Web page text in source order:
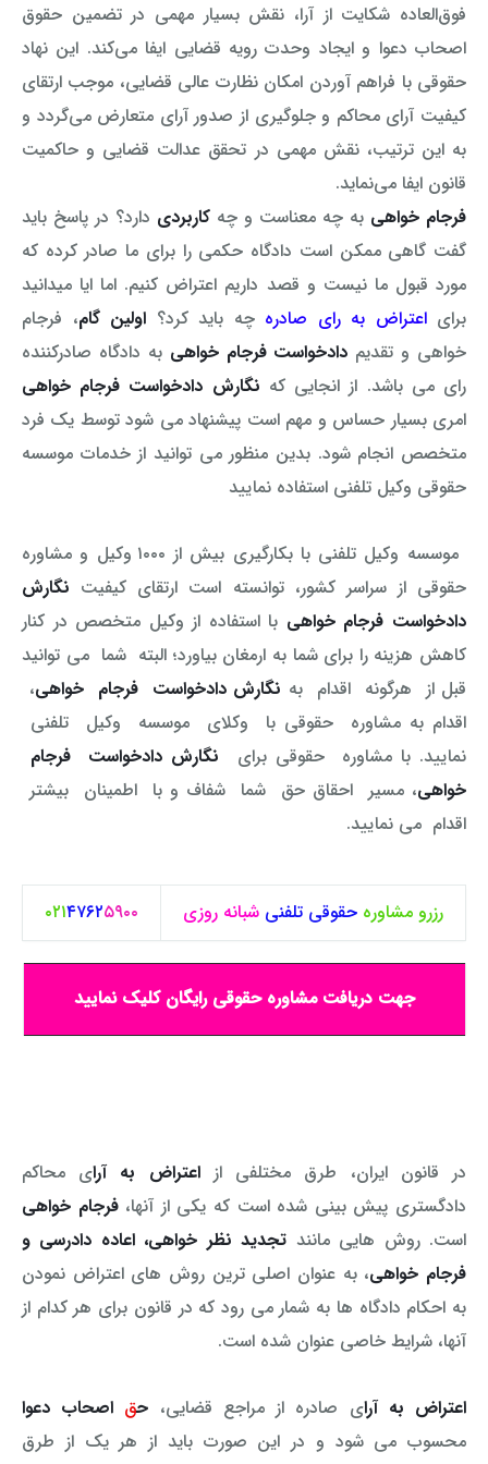
انتشار تصویر و فیلم اشخاص
مشاوره حقوقی جرم هک
مجازات های قانونی در بازی های آنلاین
مشاوره حقوقی جرم لواط
لواط دانش آموزان در مدرسه
مجازات جرم لواط
مشاوره حقوقی جرایم امنیتی داخلی و خارجی
اسید پاشی منتهی به قتل
اسید پاشی منتهی به صدمه
مشاوره حقوقی جرم کشف حجاب
مشاوره حقوقی جرم توهین به مقدسات مذهبی
جرم روزه خواری در ماه رمضان
اهانت به مقدسات مذهبی
اهانت شدید به مقدسات (ساب النبی)
اسید پاشی منتهی به از کار افتادن عضو
استفاده حمل نگهداری تعمیر ماهواره
مجازات حمل اسلحه بدون مجوز
مجازات شکار غیر مجاز
اوراق کردن اتومبیل بدون مجوز قانونی
مشاوره حقوقی جرم رشا و ارتشا
مشاوره حقوقی جرم خودکشی
مشاوره حقوقی آلودگی محیط زیست
مشاوره حقوقی مزاحمت واتساپی
اعاده دادرسی در دعوی حقوقی (غیر مالی)
اعاده دادرسی در دعوی حقوقی (مالی)
مشاوره رایگان با وکیل مواد مخدر
وکیل مواد مخدر
قانون آلودگی صوتی
رویکرد حادثه بدون شاهد
مشاوره حقوقی تخریب
رفع بلاتکلیفی زن در طلاق
آموزش طلاق برای ازدواج با مرد بهتر
وکیل مرد برای طلاق
طلاق کی اقسام
حکم طلاق ۵ ساعته
همه چیز درباره عده طلاق بائن خلعی
اعلام آمادگی برای طلاق
چگونه طلاق بخواهیم؟
وکیل طلاق در گلستان
وکیل طلاق در اهواز
وکیل طلاق در تهران
وکیل طلاق در تبریز
وکیل طلاق در مازندران
وکیل طلاق کرج
وکیل طلاق خیانتی
وکیل ماهر برای طلاق
وکیل طلاق مشاوره رایگان
فوق‌العاده شکایت از آرا، نقش بسیار مهمی در تضمین حقوق
اصحاب دعوا و ایجاد وحدت رویه قضایی ایفا می‌کند. این نهاد
حقوقی با فراهم آوردن امکان نظارت عالی قضایی، موجب ارتقای
کیفیت آرای محاکم و جلوگیری از صدور آرای متعارض می‌گردد و
به این ترتیب، نقش مهمی در تحقق عدالت قضایی و حاکمیت
قانون ایفا می‌نماید.
فرجام خواهی به چه معناست و چه کاربردی دارد؟ در پاسخ باید
گفت گاهی ممکن است دادگاه حکمی را برای ما صادر کرده که
مورد قبول ما نیست و قصد داریم اعتراض کنیم. اما ایا میدانید
برایاعتراض به رای صادره چه باید کرد؟ اولین گام، فرجام
خواهی و تقدیم دادخواست فرجام خواهی به دادگاه صادرکننده
رای می باشد. از انجایی که نگارش دادخواست فرجام خواهی
امری بسیار حساس و مهم است پیشنهاد می شود توسط یک فرد
متخصص انجام شود. بدین منظور می توانید از خدمات موسسه
حقوقی وکیل تلفنی استفاده نمایید
موسسه وکیل تلفنی با بکارگیری بیش از ۱۰۰۰ وکیل و مشاوره
حقوقی از سراسر کشور، توانسته است ارتقای کیفیت نگارش
دادخواست فرجام خواهی با استفاده از وکیل متخصص در کنار
کاهش هزینه را برای شما به ارمغان بیاورد؛ البته شما می توانید
قبل از هرگونه اقدام به نگارش دادخواست فرجام خواهی،
اقدام به مشاوره حقوقی با وکلای موسسه وکیل تلفنی
نمایید. با مشاوره حقوقی برای نگارش دادخواست فرجام
خواهی، مسیر احقاق حق شما شفاف و با اطمینان بیشتر
اقدام می نمایید.
رزرو مشاوره حقوقی تلفنی شبانه روزی ۰۲۱۴۷۶۲۵۹۰۰
جهت دریافت مشاوره حقوقی رایگان کلیک نمایید
در قانون ایران، طرق مختلفی از اعتراض به آرای محاکم
دادگستری پیش بینی شده است که یکی از آنها،فرجام خواهی
است. روش هایی مانند تجدید نظر خواهی، اعاده دادرسی و
فرجام خواهی، به عنوان اصلی ترین روش های اعتراض نمودن
به احکام دادگاه ها به شمار می رود که در قانون برای هر کدام از
آنها، شرایط خاصی عنوان شده است.
اعتراض به آرای صادره از مراجع قضایی، حق اصحاب دعوا
محسوب می شود و در این صورت باید از هر یک از طرق